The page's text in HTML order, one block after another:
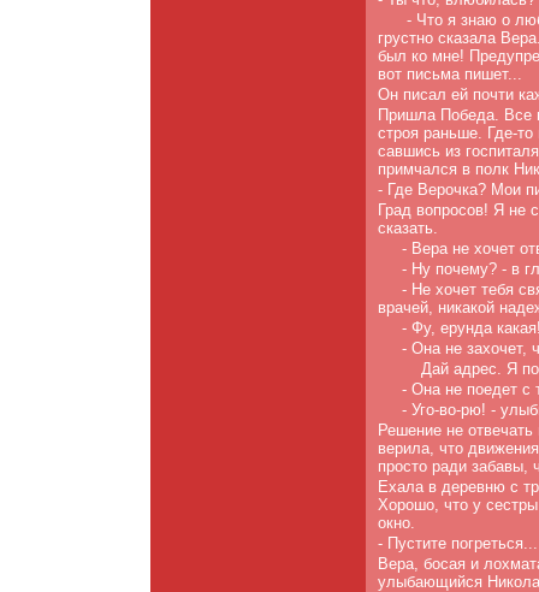
- Что я знаю о
грустно сказала
был ко мне!
вот письма пишет...
Он писал ей почти
Пришла Победа. Все
строя раньше. Где-
савшись из
примчался в полк
- Где Верочка? Мои
Град вопросов! Я не
сказать.
- Вера не хочет
- Ну почему? - в
- Не хочет тебя
врачей, никакой
- Фу, ерунда
- Она не захочет,
Дай адрес. Я
- Она не поедет с
- Уго-во-рю! -
Решение не
верила, что
просто ради забавы,
Ехала в деревню с
Хорошо, что у
окно.
- Пустите погреться...
Вера, босая и
улыбающийся